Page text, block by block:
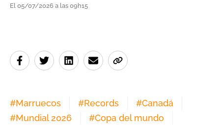
El 05/07/2026 a las 09h15
#Marruecos #Records #Canadá
#Mundial 2026 #Copa del mundo